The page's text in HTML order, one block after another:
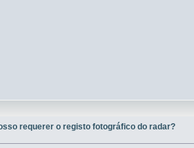
requerer o registo fotográfico do radar?